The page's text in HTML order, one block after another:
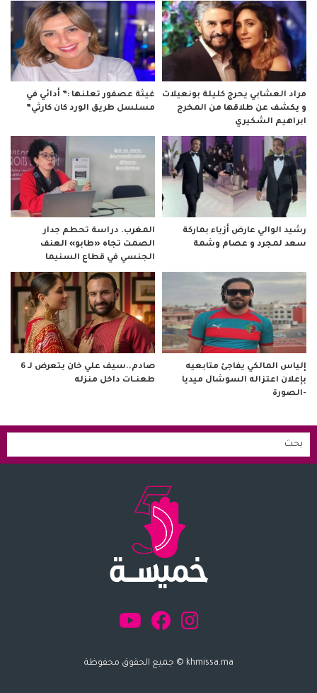
مراد العشابي يحرج كليلة بونعيلات
و يكشف عن طلاقها من المخرج
ابراهيم الشكيري
غيثة عصفور تعلنها :” أدائي في
مسلسل طريق الورد كان كارثي”
رشيد الوالي عارض أزياء بماركة
سعد لمجرد و عصام وشمة
المغرب. دراسة تحطم جدار
الصمت تجاه «طابو» العنف
الجنسي في قطاع السنيما
إلياس المالكي يفاجئ متابعيه
بإعلان اعتزاله السوشال ميديا
-الصورة
صادم..سيف علي خان يتعرض لـ 6
طعنــات داخل منزله
khmissa.ma © جميع الحقوق محفوظة